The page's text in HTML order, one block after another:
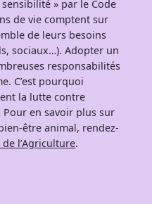
» par le Code
de vie comptent sur
de leurs besoins
sociaux…). Adopter un
responsabilités
C’est pourquoi
la lutte contre
Pour en savoir plus sur
être animal, rendez-
l’Agriculture.